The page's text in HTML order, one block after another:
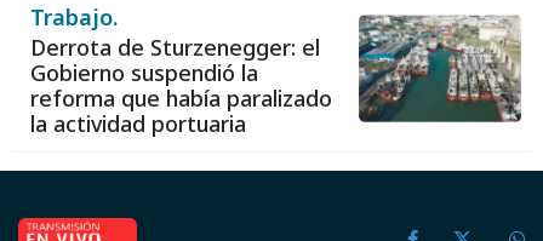
Trabajo.
Derrota de Sturzenegger: el
Gobierno suspendió la
reforma que había paralizado
la actividad portuaria